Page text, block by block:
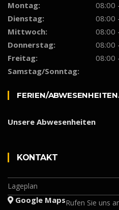
Montag:
08:00
Dienstag:
08:00
Mittwoch:
08:00
Donnerstag:
08:00
Freitag:
08:00
Samstag/Sonntag:
FERIEN/
Unsere Abwesenheiten
KON­­TAKT
Lageplan
Google MapsRufen Sie uns